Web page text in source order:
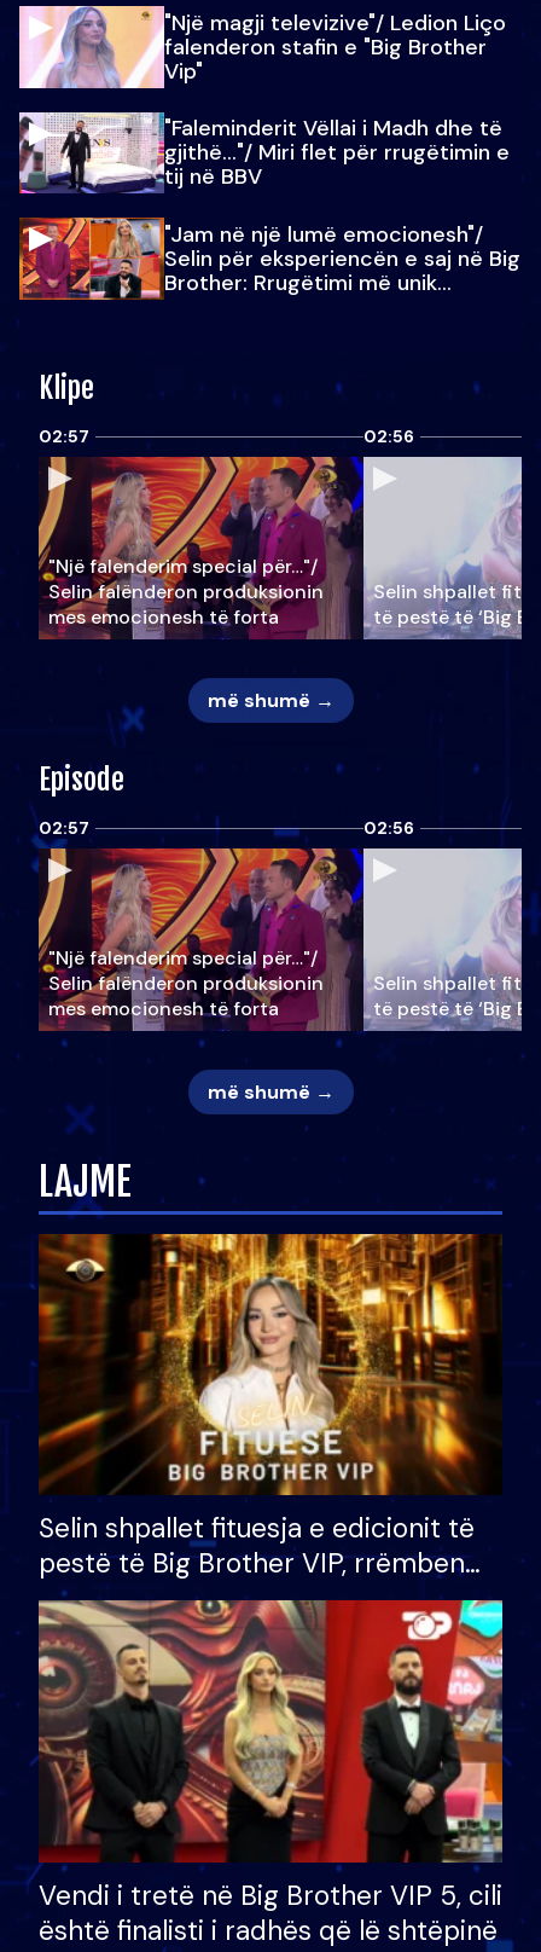
"Një magji televizive"/ Ledion Liço
falenderon stafin e "Big Brother
Vip"
"Faleminderit Vëllai i Madh dhe të
gjithë…"/ Miri flet për rrugëtimin e
tij në BBV
"Jam në një lumë emocionesh"/
Selin për eksperiencën e saj në Big
Brother: Rrugëtimi më unik…
Klipe
02:57
"Një falenderim special për…"/
Selin falënderon produksionin
mes emocionesh të forta
02:56
Selin shpallet
të pestë të ‘Big
më shumë →
Episode
02:57
"Një falenderim special për…"/
Selin falënderon produksionin
mes emocionesh të forta
02:56
Selin shpallet
të pestë të ‘Big
më shumë →
LAJME
Selin shpallet fituesja e edicionit të
pestë të Big Brother VIP, rrëmben
çmimin e madh prej 100 mijë eurosh
Vendi i tretë në Big Brother VIP 5, cili
është finalisti i radhës që lë shtëpinë